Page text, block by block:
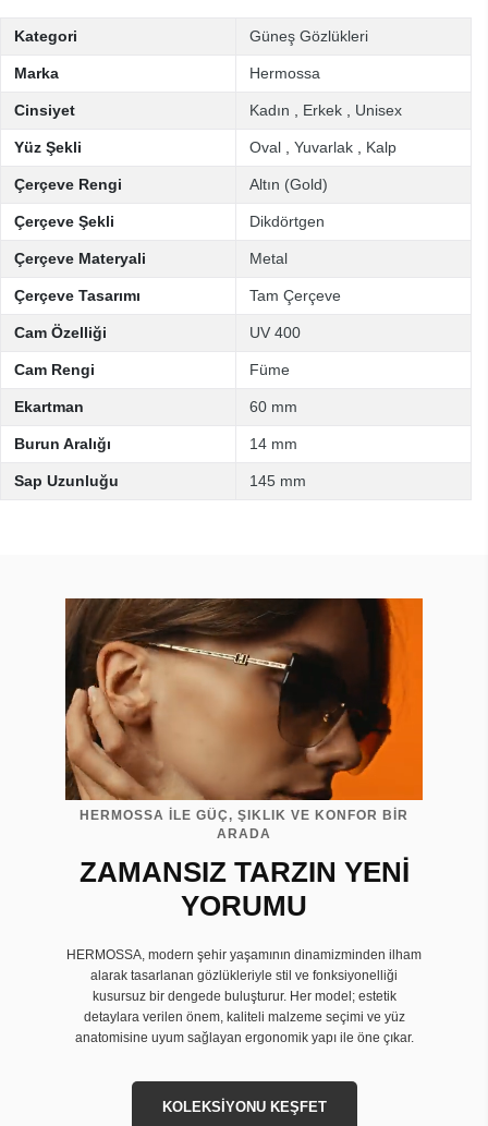
Kategori Güneş Gözlükleri
Marka Hermossa
Cinsiyet Kadın Erkek Unisex
Yüz Şekli Oval Yuvarlak Kalp
Çerçeve Rengi Altın (Gold)
Çerçeve Şekli Dikdörtgen
Çerçeve Materyali Metal
Çerçeve Tasarımı Tam Çerçeve
Cam Özelliği UV 400
Cam Rengi Füme
Ekartman 60 mm
Burun Aralığı 14 mm
Sap Uzunluğu 145 mm
HERMOSSA İLE GÜÇ, ŞIKLIK VE KONFOR BİR
ARADA
ZAMANSIZ TARZIN YENİ
YORUMU
HERMOSSA, modern şehir yaşamının dinamizminden ilham
alarak tasarlanan gözlükleriyle stil ve fonksiyonelliği
kusursuz bir dengede buluşturur. Her model; estetik
detaylara verilen önem, kaliteli malzeme seçimi ve yüz
anatomisine uyum sağlayan ergonomik yapı ile öne çıkar.
KOLEKSİYONU KEŞFET